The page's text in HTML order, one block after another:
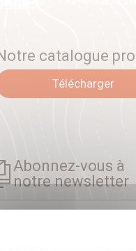
catalogue
Télécharger
Abonnez-vous à
notre newsletter